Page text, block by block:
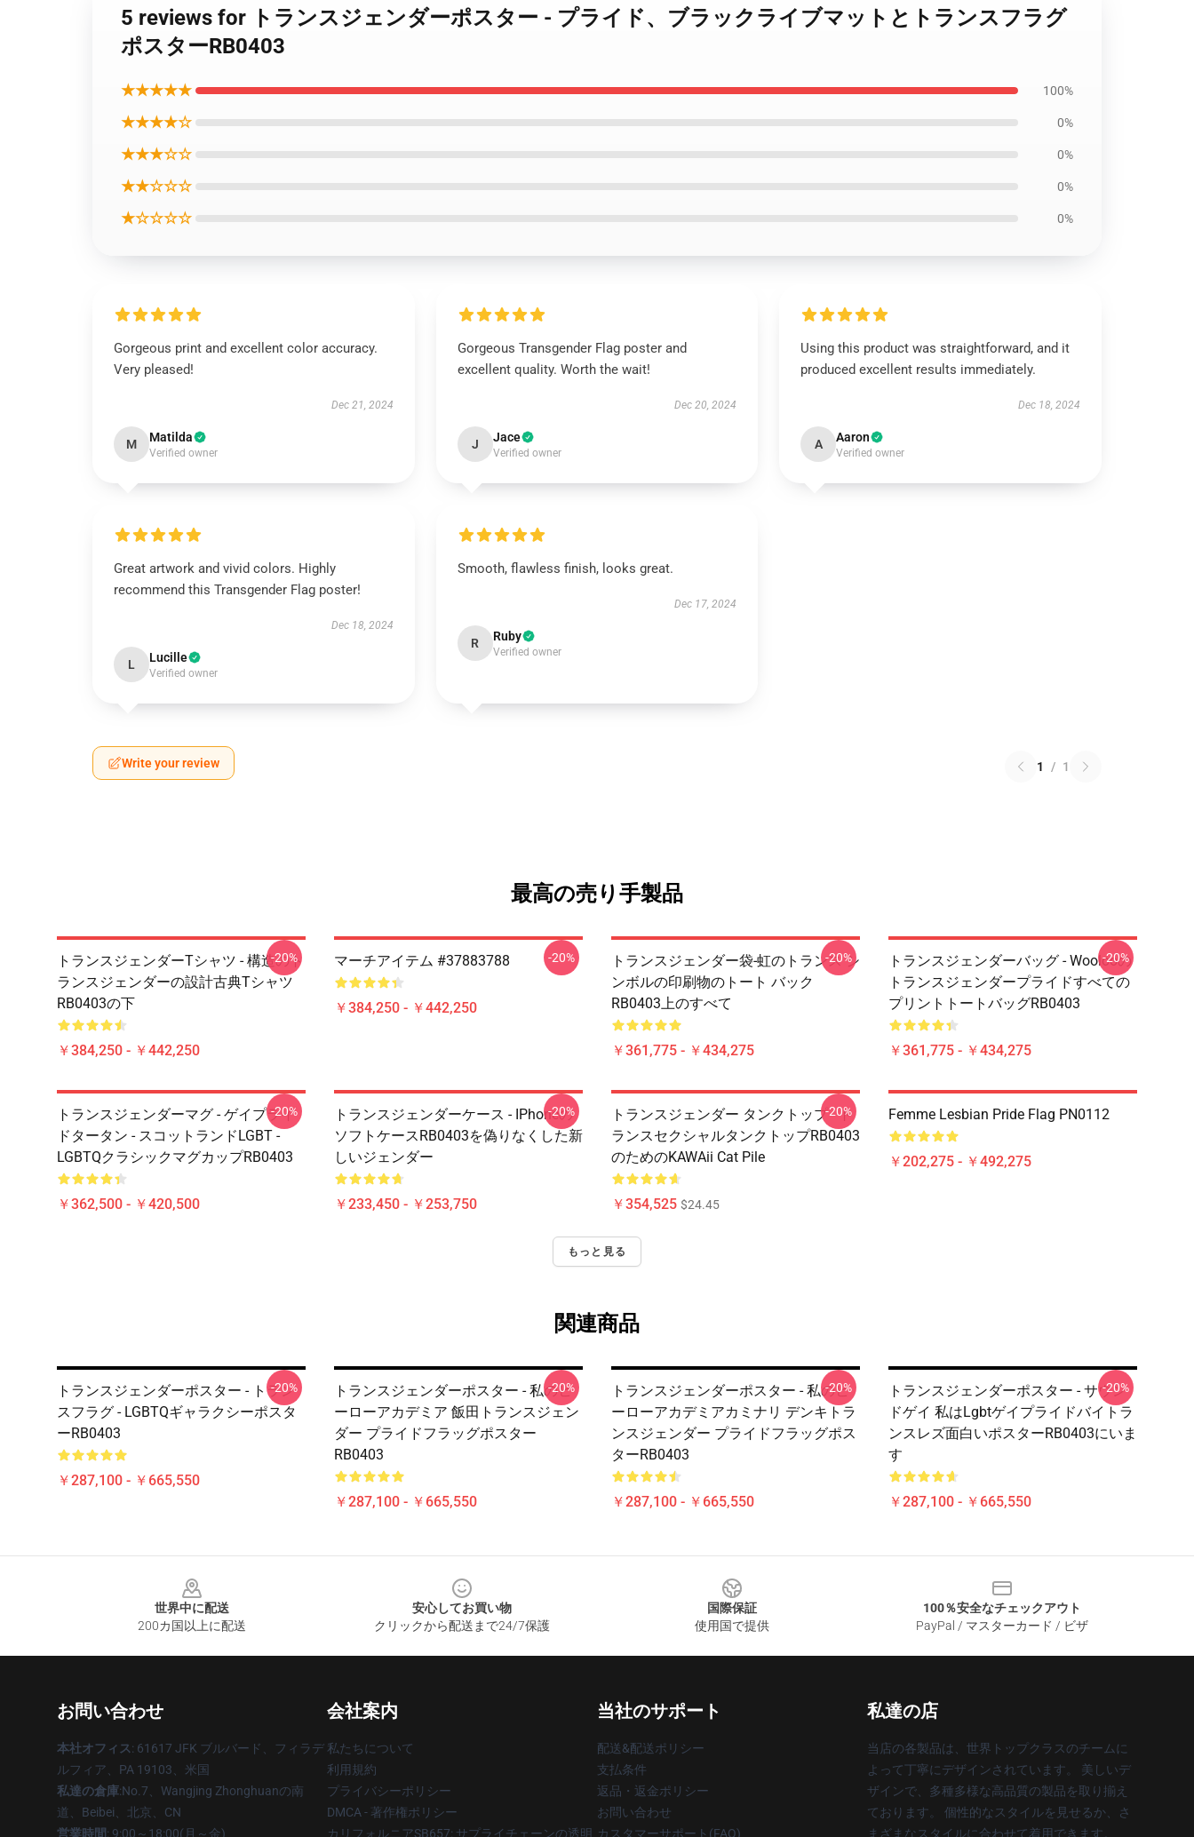
5 reviews for トランスジェンダーポスター - プライド、ブラックライブマットとトランスフラグ
ポスターRB0403
★★★★★ 100%
★★★★☆ 0%
★★★☆☆ 0%
★★☆☆☆ 0%
★☆☆☆☆ 0%
Gorgeous print and excellent color accuracy.
Very pleased!
Dec 21, 2024
M Matilda
Verified owner
Gorgeous Transgender Flag poster and
excellent quality. Worth the wait!
Dec 20, 2024
J Jace
Verified owner
Using this product was straightforward, and it
produced excellent results immediately.
Dec 18, 2024
A Aaron
Verified owner
Great artwork and vivid colors. Highly
recommend this Transgender Flag poster!
Dec 18, 2024
L Lucille
Verified owner
Smooth, flawless finish, looks great.
Dec 17, 2024
R Ruby
Verified owner
Write your review 1 / 1
最高の売り手製品
トランスジェンダーTシャツ - 構造のト
ランスジェンダーの設計古典Tシャツ
RB0403の下
￥384,250 - ￥442,250
-20% マーチアイテム #37883788
￥384,250 - ￥442,250
-20%
トランスジェンダー袋-虹のトランス シ
ンボルの印刷物のトート バック
RB0403上のすべて
￥361,775 - ￥434,275
-20%
トランスジェンダーバッグ - Woolooの
トランスジェンダープライドすべての
プリントトートバッグRB0403
￥361,775 - ￥434,275
-20%
トランスジェンダーマグ - ゲイプライ
ドタータン - スコットランドLGBT -
LGBTQクラシックマグカップRB0403
￥362,500 - ￥420,500
-20%
トランスジェンダーケース - IPhoneの
ソフトケースRB0403を偽りなくした新
しいジェンダー
￥233,450 - ￥253,750
-20%
トランスジェンダー タンクトップ - ト
ランスセクシャルタンクトップRB0403
のためのKAWAii Cat Pile
￥354,525 $24.45
-20% Femme Lesbian Pride Flag PN0112
￥202,275 - ￥492,275
もっと見る
関連商品
トランスジェンダーポスター - トラン
スフラグ - LGBTQギャラクシーポスタ
ーRB0403
￥287,100 - ￥665,550
-20%
トランスジェンダーポスター - 私のヒ
ーローアカデミア 飯田トランスジェン
ダー プライドフラッグポスター
RB0403
￥287,100 - ￥665,550
-20%
トランスジェンダーポスター - 私のヒ
ーローアカデミアカミナリ デンキトラ
ンスジェンダー プライドフラッグポス
ターRB0403
￥287,100 - ￥665,550
-20%
トランスジェンダーポスター - サウン
ドゲイ 私はLgbtゲイプライドバイトラ
ンスレズ面白いポスターRB0403にいま
す
￥287,100 - ￥665,550
-20%
世界中に配送
200カ国以上に配送
安心してお買い物
クリックから配送まで24/7保護
国際保証
使用国で提供
100％安全なチェックアウト
PayPal / マスターカード / ビザ
お問い合わせ
本社オフィス: 61617 JFK ブルバード、フィラデ
ルフィア、PA 19103、米国
私達の倉庫:No.7、Wangjing Zhonghuanの南
道、Beibei、北京、CN
営業時間: 9:00～18:00(月～金)
会社案内
私たちについて
利用規約
プライバシーポリシー
DMCA - 著作権ポリシー
カリフォルニアSB657: サプライチェーンの透明
当社のサポート
配送&配送ポリシー
支払条件
返品・返金ポリシー
お問い合わせ
カスタマーサポート(FAQ)
私達の店
当店の各製品は、世界トップクラスのチームに
よって丁寧にデザインされています。 美しいデ
ザインで、多種多様な高品質の製品を取り揃え
ております。 個性的なスタイルを見せるか、さ
まざまなスタイルに合わせて着用できます。